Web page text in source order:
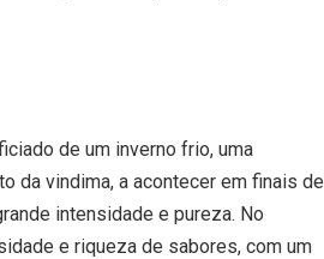
de um inverno frio, uma
da vindima, a acontecer em finais de
intensidade e pureza. No
e riqueza de sabores, com um